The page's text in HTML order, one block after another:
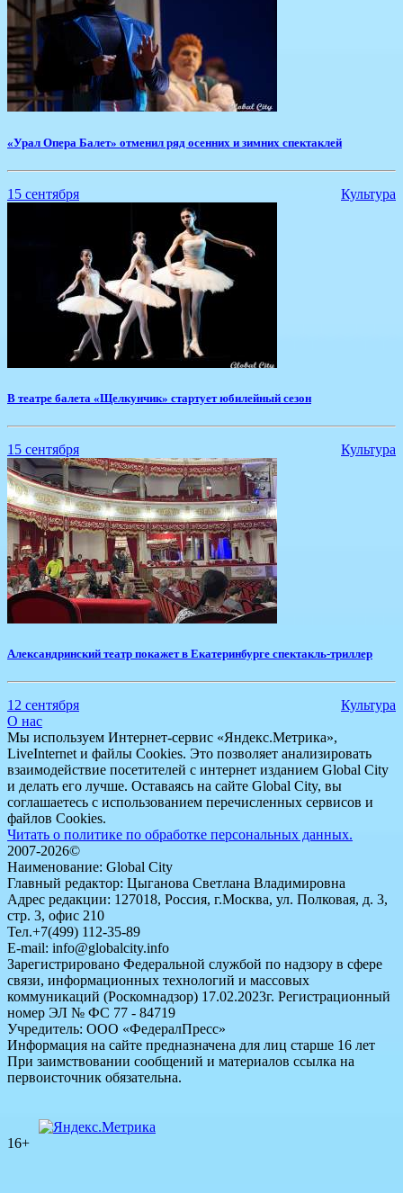
«Урал Опера Балет» отменил ряд осенних и зимних спектаклей
15 сентября Культура
В театре балета «Щелкунчик» стартует юбилейный сезон
15 сентября Культура
Александринский театр покажет в Екатеринбурге спектакль-триллер
12 сентября
Культура
О нас
Мы используем Интернет-сервис «Яндекс.Метрика»,
LiveInternet и файлы Cookies. Это позволяет анализировать
взаимодействие посетителей с интернет изданием Global City
и делать его лучше. Оставаясь на сайте Global City, вы
соглашаетесь с использованием перечисленных сервисов и
файлов Cookies.
Читать о политике по обработке персональных данных.
2007-2026©
Наименование: Global City
Главный редактор: Цыганова Светлана Владимировна
Адрес редакции: 127018, Россия, г.Москва, ул. Полковая, д. 3,
стр. 3, офис 210
Тел.+7(499) 112-35-89
E-mail: info@globalcity.info
Зарегистрировано Федеральной службой по надзору в сфере
связи, информационных технологий и массовых
коммуникаций (Роскомнадзор) 17.02.2023г. Регистрационный
номер ЭЛ № ФС 77 - 84719
Учредитель: ООО «ФедералПресс»
Информация на сайте предназначена для лиц старше 16 лет
При заимствовании сообщений и материалов ссылка на
первоисточник обязательна.
16+